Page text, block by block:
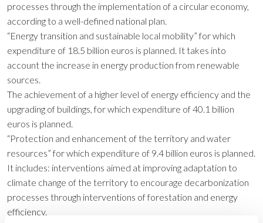
processes through the implementation of a circular economy,
according to a well-defined national plan.
“Energy transition and sustainable local mobility” for which
expenditure of 18.5 billion euros is planned. It takes into
account the increase in energy production from renewable
sources.
The achievement of a higher level of energy efficiency and the
upgrading of buildings, for which expenditure of 40.1 billion
euros is planned.
“Protection and enhancement of the territory and water
resources” for which expenditure of 9.4 billion euros is planned.
It includes: interventions aimed at improving adaptation to
climate change of the territory to encourage decarbonization
processes through interventions of forestation and energy
efficiency.